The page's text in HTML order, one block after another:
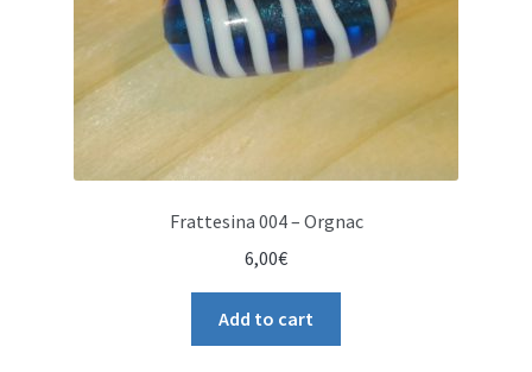
Frattesina 004 – Orgnac
6,00€
Add to cart